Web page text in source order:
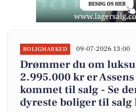
BOLIGMARKED 09-07-2026 13:00
Drømmer du om
2.995.000 kr er
kommet til salg - Se
dyreste boliger til salg